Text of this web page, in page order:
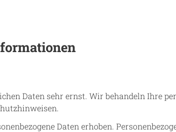
Daten sehr ernst. Wir behandeln Ihre
Daten erhoben.